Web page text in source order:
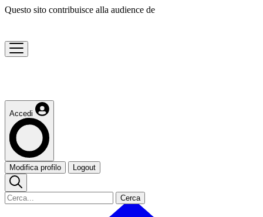
Questo sito contribuisce alla audience de
Accedi
Modifica profilo Logout
Cerca